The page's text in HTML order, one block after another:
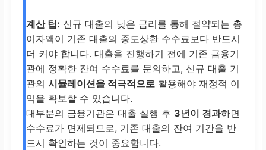
계산 팁: 신규 대출의 낮은 금리를 통해 절약되는 총
이자액이 기존 대출의 중도상환 수수료보다 반드시
더 커야 합니다. 대출을 진행하기 전에 기존 금융기
관에 정확한 잔여 수수료를 문의하고, 신규 대출 기
관의시뮬레이션을 적극적으로 활용해야 재정적 이
익을 확보할 수 있습니다.
대부분의 금융기관은 대출 실행 후 3년이 경과하면
수수료가 면제되므로, 기존 대출의 잔여 기간을 반
드시 확인하는 것이 중요합니다.